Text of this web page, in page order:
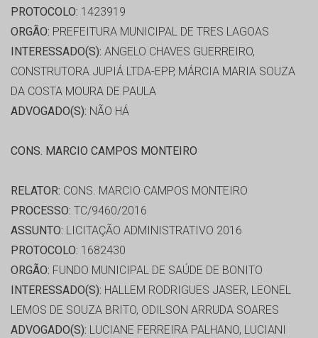
PROTOCOLO: 1423919
ORGÃO: PREFEITURA MUNICIPAL DE TRES LAGOAS
INTERESSADO(S): ANGELO CHAVES GUERREIRO,
CONSTRUTORA JUPIÁ LTDA-EPP, MÁRCIA MARIA SOUZA
DA COSTA MOURA DE PAULA
ADVOGADO(S): NÃO HÁ
CONS. MARCIO CAMPOS MONTEIRO
RELATOR: CONS. MARCIO CAMPOS MONTEIRO
PROCESSO: TC/9460/2016
ASSUNTO: LICITAÇÃO ADMINISTRATIVO 2016
PROTOCOLO: 1682430
ORGÃO: FUNDO MUNICIPAL DE SAÚDE DE BONITO
INTERESSADO(S): HALLEM RODRIGUES JASER, LEONEL
LEMOS DE SOUZA BRITO, ODILSON ARRUDA SOARES
ADVOGADO(S): LUCIANE FERREIRA PALHANO, LUCIANI